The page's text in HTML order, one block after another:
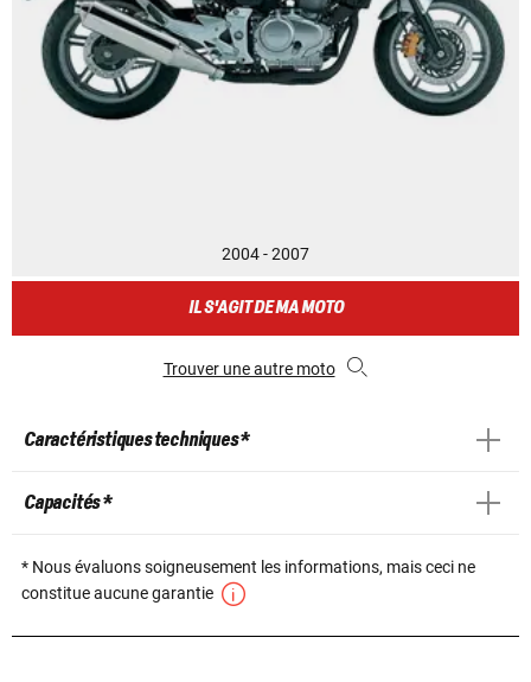
2004 - 2007
IL S'AGIT DE MA MOTO
Trouver une autre moto
Caractéristiques techniques *
Capacités *
* Nous évaluons soigneusement les informations, mais ceci ne
constitue aucune garantie